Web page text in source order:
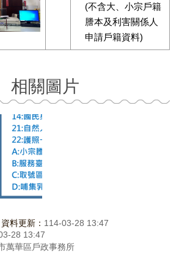
(不含大、小宗戶籍
謄本及利害關係人
申請戶籍資料)
相關圖片
資料更新： 114-03-28 13:47
28 13:47
萬華區戶政事務所